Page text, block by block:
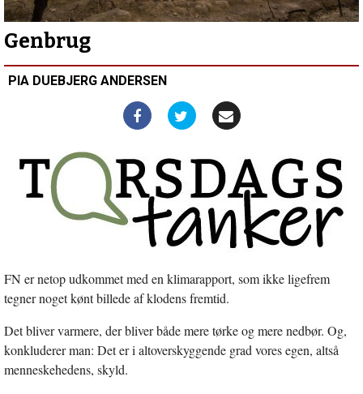
og
et
”jern”
Genbrug
PIA DUEBJERG ANDERSEN
FN er netop udkommet med en klimarapport, som ikke ligefrem
tegner noget kønt billede af klodens fremtid.
Det bliver varmere, der bliver både mere tørke og mere nedbør. Og,
konkluderer man: Det er i altoverskyggende grad vores egen, altså
menneskehedens, skyld.